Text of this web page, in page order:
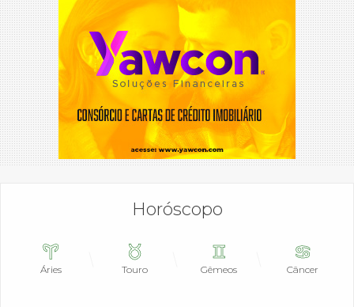
Horóscopo
Áries Touro Gêmeos Câncer